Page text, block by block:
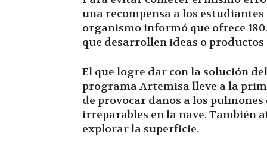
una recompensa a los
organismo informó que ofrece
que desarrollen ideas o
El que logre dar con la solución
programa Artemisa lleve a la
de provocar daños a los
irreparables en la nave. También
explorar la superficie.